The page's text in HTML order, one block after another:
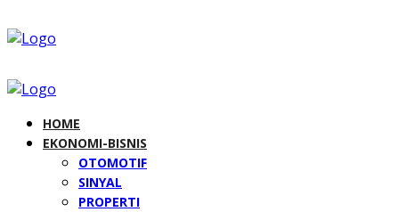
HOME
EKONOMI-BISNIS
OTOMOTIF
SINYAL
PROPERTI